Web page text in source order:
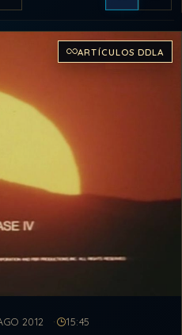
archivo
ARTÍCULOS DDLA
2012 15:45